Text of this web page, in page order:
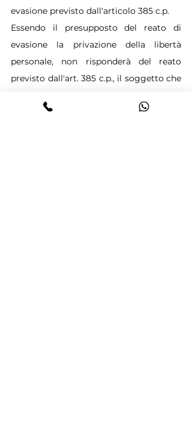
evasione previsto dall'articolo 385 c.p.
Essendo il presupposto del reato di
evasione la privazione della libertà
personale, non risponderà del reato
previsto dall'art. 385 c.p., il soggetto che
dichiarazione di arresto da parte della